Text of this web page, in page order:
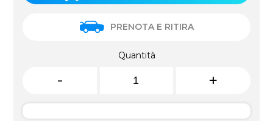
PRENOTA E RITIRA
Quantità
- +